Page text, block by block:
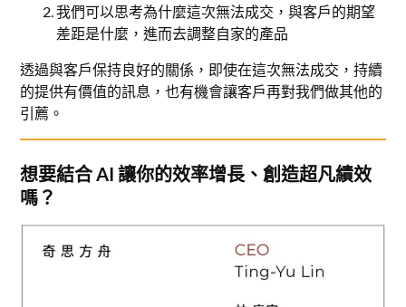
我們可以思考為什麼這次無法成交，與客戶的期望
差距是什麼，進而去調整自家的產品
透過與客戶保持良好的關係，即使在這次無法成交，持續
的提供有價值的訊息，也有機會讓客戶再對我們做其他的
引薦。
想要結合 AI 讓你的效率增長、創造超凡績效
嗎？